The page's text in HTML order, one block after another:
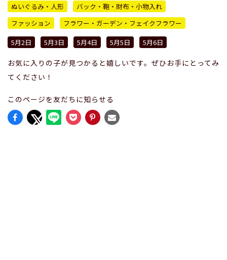
ぬいぐるみ・人形
バック・鞄・財布・小物入れ
ファッション
フラワー・ガーデン・フェイクフラワー
5月2日
5月3日 5月4日 5月5日 5月6日
お気に入りの子が見つかると嬉しいです。ぜひお手にとってみ
てください！
このページを友だちに知らせる